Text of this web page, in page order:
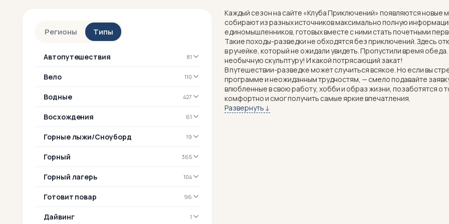
Регионы Типы
Автопутешествия 81
Вело 110
Водные 427
Восхождения 61
Горные лыжи/Сноуборд 19
Горный 365
Горный лагерь 104
Готовит повар 96
Дайвинг 1
Каждый сезон на сайте «Клуба Приключений» появляются новые
собирают из разных источников максимально полную
единомышленников, готовых вместе с ними стать почетными
Такие походы-разведки не обходятся без приключений. Здесь
в ручейке, который не ожидали увидеть. Пропустили время
необычную скульптуру! И какой потрясающий закат!
В путешествии-разведке может случиться всякое. Но если вы
программе и неожиданным трудностям, — смело подавайте
влюбленные в свою работу, хобби и образ жизни, позаботятся о
комфортно и смог получить самые яркие впечатления.
Вы можете стать полноценными членами команды и принять
Развернуть ↓